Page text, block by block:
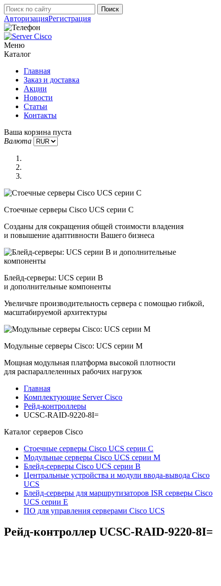
АвторизацияРегистрация
Меню
Каталог
Главная
Заказ и доставка
Акции
Новости
Статьи
Контакты
Ваша корзина пуста
Валюта
Стоечные серверы Cisco UCS серии C
Созданы для сокращения общей стоимости владения
и повышение адаптивности Вашего бизнеса
Блейд-серверы: UCS серии B
и дополнительные компоненты
Увеличьте производительность сервера с помощью гибкой,
масштабируемой архитектуры
Модульные серверы Cisco: UCS серии M
Мощная модульная платформа высокой плотности
для распараллеленных рабочих нагрузок
Главная
Комплектующие Server Cisco
Рейд-контроллеры
UCSC-RAID-9220-8I=
Каталог серверов Cisco
Стоечные серверы Cisco UCS серии C
Модульные серверы Cisco UCS серии M
Блейд-серверы Cisco UCS серии B
Центральные устройства и модули ввода-вывода Cisco
UCS
Блейд-серверы для маршрутизаторов ISR серверы Cisco
UCS серии E
ПО для управления серверами Cisco UCS
Рейд-контроллер UCSC-RAID-9220-8I=